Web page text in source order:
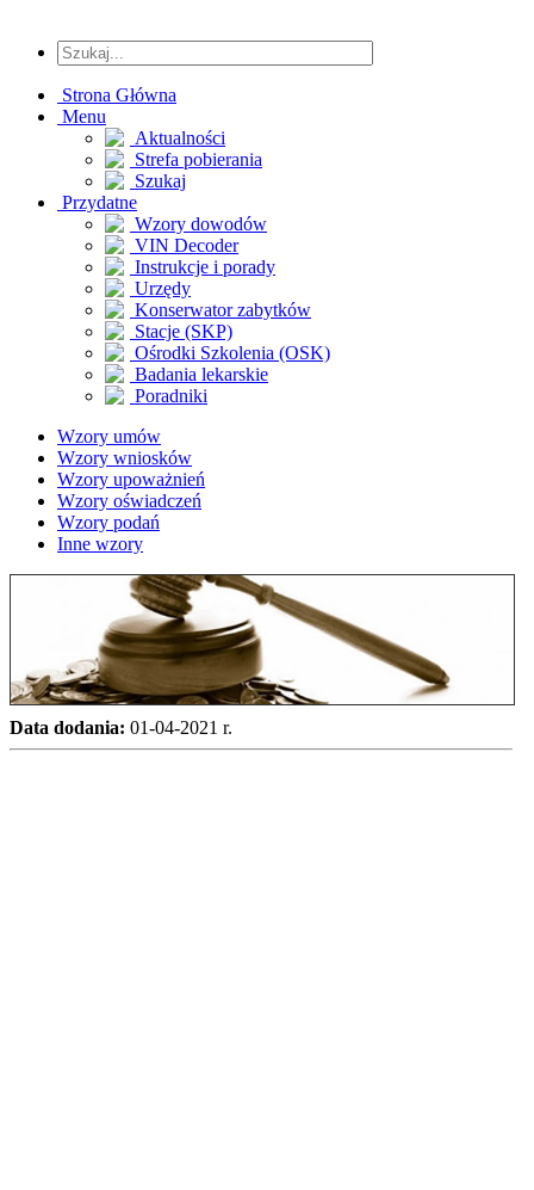
Strona Główna
Menu
Aktualności
Strefa pobierania
Szukaj
Przydatne
Wzory dowodów
VIN Decoder
Instrukcje i porady
Urzędy
Konserwator zabytków
Stacje (SKP)
Ośrodki Szkolenia (OSK)
Badania lekarskie
Poradniki
Wzory umów
Wzory wniosków
Wzory upoważnień
Wzory oświadczeń
Wzory podań
Inne wzory
Data dodania: 01-04-2021 r.